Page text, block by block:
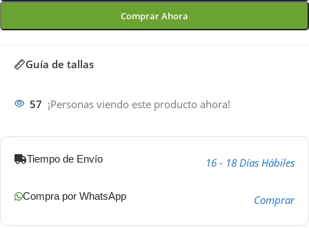
Comprar Ahora
Guía de tallas
57 ¡Personas viendo este producto ahora!
Tiempo de Envío 16 - 18 Días Hábiles
Compra por WhatsApp Comprar